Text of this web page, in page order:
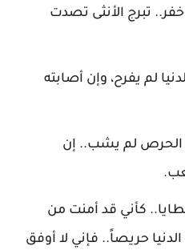
تبرج الأنثى تصدت
لم يفرح، وإن أصابته
لم يشب.. إن
كأني قد أمنت من
حريصاً.. فإني لا أوفق